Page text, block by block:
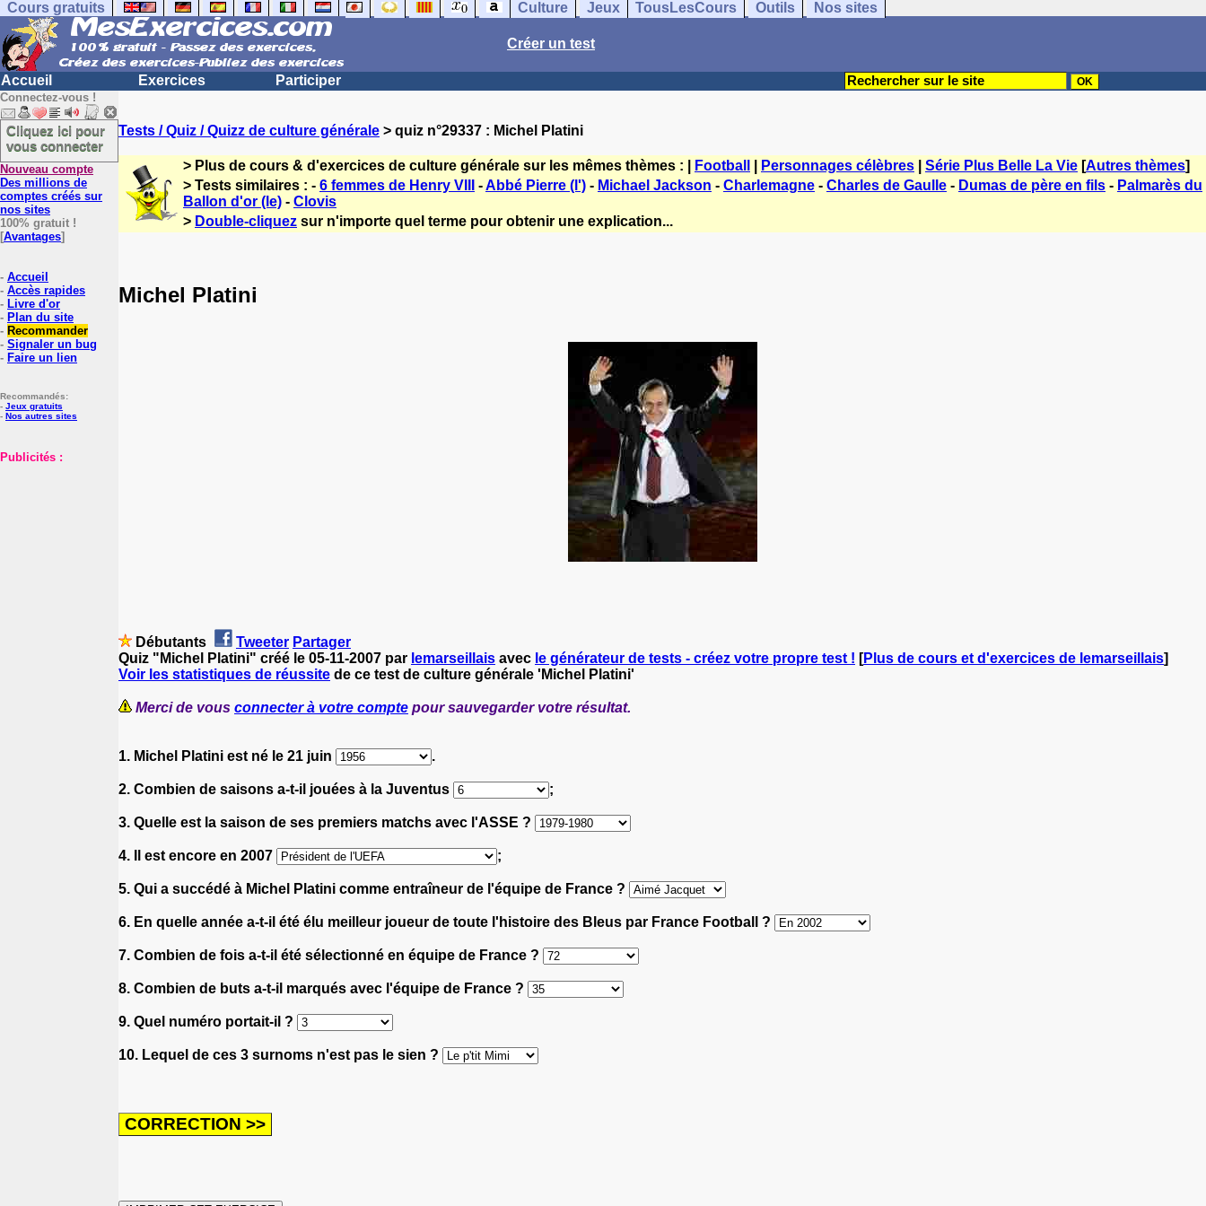
Cours gratuits Culture Jeux TousLesCours Outils Nos sites
Créer un test
Accueil Exercices Participer
Connectez-vous !
Cliquez ici pour
vous connecter
Nouveau compte
Des millions de
comptes créés sur
nos sites
100% gratuit !
[Avantages]
- Accueil
- Accès rapides
- Livre d'or
- Plan du site
- Recommander
- Signaler un bug
- Faire un lien
Recommandés:
- Jeux gratuits
- Nos autres sites
Publicités :
Tests / Quiz / Quizz de culture générale > quiz n°29337 : Michel Platini
> Plus de cours & d'exercices de culture générale sur les mêmes thèmes : | Football Personnages célèbres Série Plus Belle La Vie [Autres thèmes]
> Tests similaires : - 6 femmes de Henry VIII -Abbé Pierre (l') - Michael Jackson - Charlemagne - Charles de Gaulle - Dumas de père en fils - Palmarès du
Ballon d'or (le) - Clovis
> Double-cliquez sur n'importe quel terme pour obtenir une explication...
Michel Platini
Débutants Tweeter Partager
Quiz "Michel Platini" créé le 05-11-2007 par lemarseillais avec le générateur de tests - créez votre propre test ! [Plus de cours et d'exercices de lemarseillais]
Voir les statistiques de réussite de ce test de culture générale 'Michel Platini'
Merci de vous connecter à votre compte pour sauvegarder votre résultat.
1. Michel Platini est né le 21 juin .
2. Combien de saisons a-t-il jouées à la Juventus ;
3. Quelle est la saison de ses premiers matchs avec l'ASSE ?
4. Il est encore en 2007 ;
5. Qui a succédé à Michel Platini comme entraîneur de l'équipe de France ?
6. En quelle année a-t-il été élu meilleur joueur de toute l'histoire des Bleus par France Football ?
7. Combien de fois a-t-il été sélectionné en équipe de France ?
8. Combien de buts a-t-il marqués avec l'équipe de France ?
9. Quel numéro portait-il ?
10. Lequel de ces 3 surnoms n'est pas le sien ?